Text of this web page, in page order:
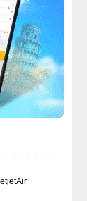
Airlines